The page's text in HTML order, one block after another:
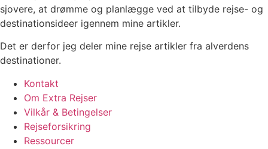
sjovere, at drømme og planlægge ved at tilbyde rejse- og
destinationsideer igennem mine artikler.
Det er derfor jeg deler mine rejse artikler fra alverdens
destinationer.
Kontakt
Om Extra Rejser
Vilkår & Betingelser
Rejseforsikring
Ressourcer